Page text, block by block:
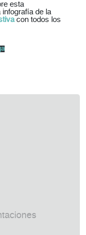
esta
de la
con todos los